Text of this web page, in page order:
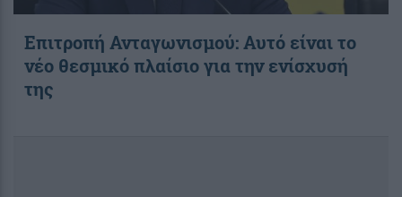
Επιτροπή Ανταγωνισμού: Αυτό είναι το
νέο θεσμικό πλαίσιο για την ενίσχυσή
της